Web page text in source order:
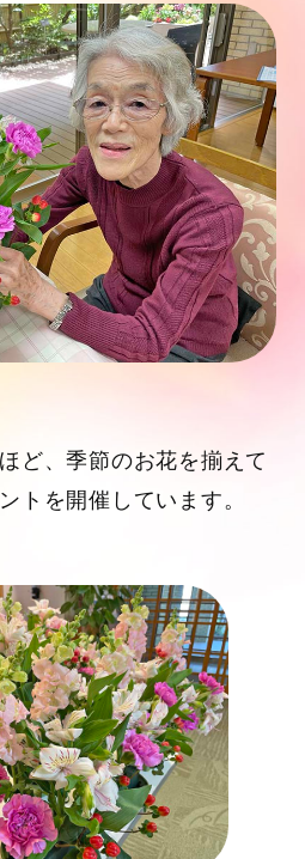
ど、季節のお花を揃えて
トを開催しています。